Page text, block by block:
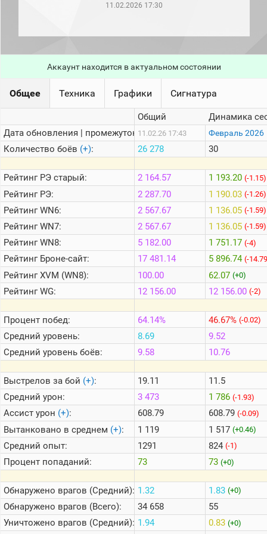
месяц)
(за
Топ
1000
Кланы
Статистика
стримеров
Информация
Онлайн
Цветовая
шкала
Теlegram
ВК
Портал
Мира
Танков
11.02.2026 17:30
Аккаунт находится в актуальном состоянии
Общее Техника Графики Сигнатура
Дата обновления | промежуток:
Количество боёв (+):
РейтингРЭ старый:
РейтингРЭ:
РейтингWN6:
РейтингWN7:
РейтингWN8:
РейтингБроне-сайт:
РейтингXVM (WN8):
РейтингWG:
Процент побед:
Средний уровень:
Средний уровень боёв:
Выстрелов за бой (+):
Средний урон:
Ассист урон (+):
Вытанковано в среднем (+):
Средний опыт:
Процент попаданий:
Обнаружено врагов (Средний):
Обнаружено врагов (Всего):
Уничтожено врагов (Средний):
Общий
11.02.26 17:43
26 278
2 164.57
2 287.70
2 567.67
2 567.67
5 182.00
17 481.14
100.00
12 156.00
64.14%
8.69
9.58
19.11
3 473
608.79
1 119
1291
73
1.32
34 658
1.94
Динамика
Февраль 2026
30
1 193.20 (-1.15)
1 190.03 (-1.26)
1 136.05 (-1.59)
1 136.05 (-1.59)
1 751.17 (-4)
5 896.74 (-
62.07 (+0)
12 156.00 (-2)
46.67% (-0.02)
9.52
10.76
11.5
1 786 (-1.93)
608.79 (-0.09)
1 517 (+0.46)
824 (-1)
73 (+0)
1.83 (+0)
55
0.83 (+0)